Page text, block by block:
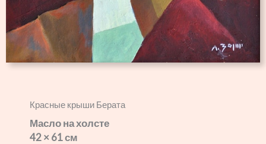
Красные крыши Берата
Масло на холсте
42 × 61 см